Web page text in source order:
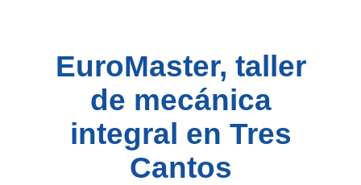
EuroMaster, taller
de mecánica
integral en Tres
Cantos